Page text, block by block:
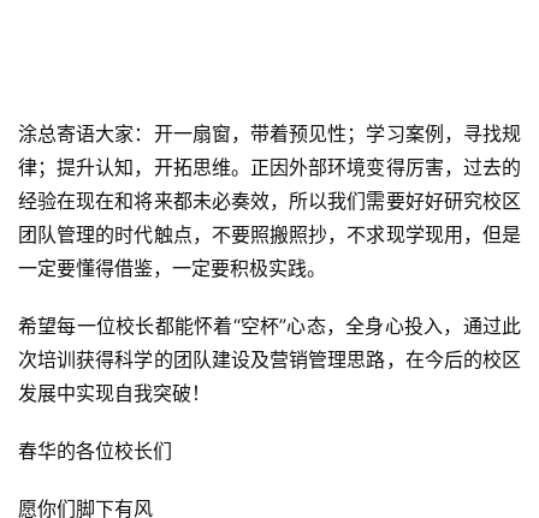
涂总寄语大家：开一扇窗，带着预见性；学习案例，寻找规
律；提升认知，开拓思维。正因外部环境变得厉害，过去的
经验在现在和将来都未必奏效，所以我们需要好好研究校区
团队管理的时代触点，不要照搬照抄，不求现学现用，但是
一定要懂得借鉴，一定要积极实践。
希望每一位校长都能怀着“空杯”心态，全身心投入，通过此
次培训获得科学的团队建设及营销管理思路，在今后的校区
发展中实现自我突破！
春华的各位校长们
愿你们脚下有风